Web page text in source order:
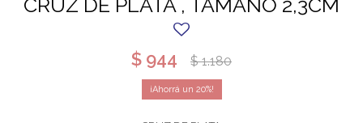
CRUZ DE PLATA , TAMAÑO 2,3CM
$ 944 $ 1.180
20